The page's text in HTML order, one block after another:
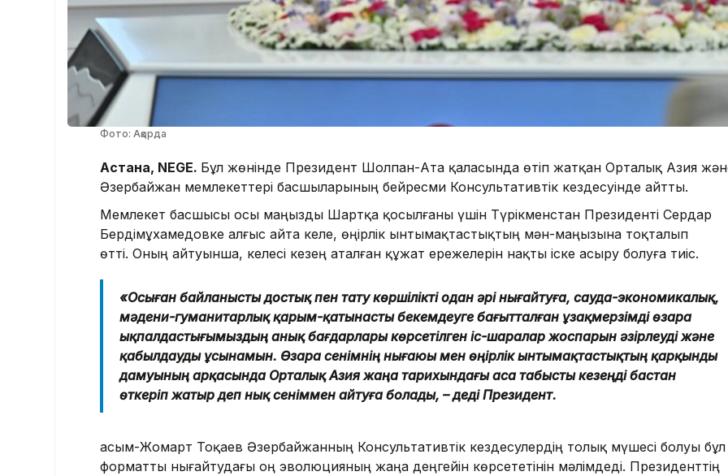
Фото: Ақорда
Астана, NEGE. Бұл жөнінде Президент Шолпан-Ата қаласында өтіп жатқан Орталық Азия
Әзербайжан мемлекеттері басшыларының бейресми Консультативтік кездесуінде айтты.
Мемлекет басшысы осы маңызды Шартқа қосылғаны үшін Түрікменстан Президенті Сердар
Бердімұхамедовке алғыс айта келе, өңірлік ынтымақтастықтың мән-маңызына тоқталып
өтті. Оның айтуынша, келесі кезең аталған құжат ережелерін нақты іске асыру болуға тиіс.
«Осыған байланысты достық пен тату көршілікті одан әрі нығайтуға, сауда-экономикалық,
мәдени-гуманитарлық қарым-қатынасты бекемдеуге бағытталған ұзақмерзімді өзара
ықпалдастығымыздың анық бағдарлары көрсетілген іс-шаралар жоспарын әзірлеуді және
қабылдауды ұсынамын. Өзара сенімнің нығаюы мен өңірлік ынтымақтастықтың қарқынды
дамуының арқасында Орталық Азия жаңа тарихындағы аса табысты кезеңді бастан
өткеріп жатыр деп нық сеніммен айтуға болады, – деді Президент.
Қасым-Жомарт Тоқаев Әзербайжанның Консультативтік кездесулердің толық мүшесі болуы бұл
форматты нығайтудағы оң эволюцияның жаңа деңгейін көрсететінін мәлімдеді. Президенттің